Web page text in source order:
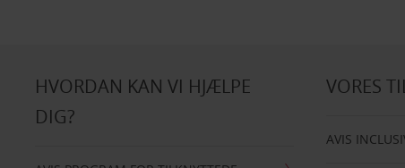
HVORDAN KAN VI HJÆLPE
DIG?
VORES
AVIS